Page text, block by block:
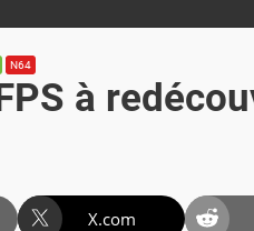
N64
à
X.com